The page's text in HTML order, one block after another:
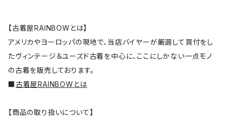
【古着屋RAINBOWとは】
アメリカやヨーロッパの現地で、当店バイヤーが厳選して買付をし
たヴィンテージ＆ユーズド古着を中心に、ここにしかない一点モノ
の古着を販売しております。
■古着屋RAINBOWとは
【商品の取り扱いについて】